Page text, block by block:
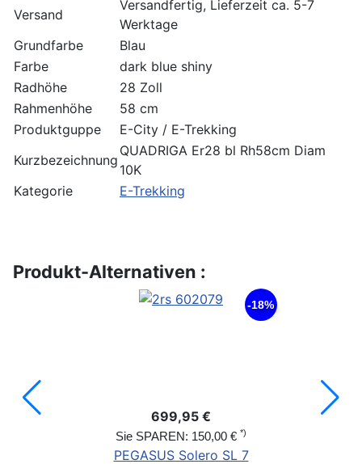
Versand
Versandfertig, Lieferzeit ca. 5-7
Werktage
Grundfarbe
Blau
Farbe
dark blue shiny
Radhöhe
28 Zoll
Rahmenhöhe
58 cm
Produktguppe
E-City / E-Trekking
Kurzbezeichnung
QUADRIGA Er28 bl Rh58cm Diam
10K
Kategorie
E-Trekking
Produkt-Alternativen :
-18%
699,95 €
Sie SPAREN: 150,00 € *)
PEGASUS Solero SL 7